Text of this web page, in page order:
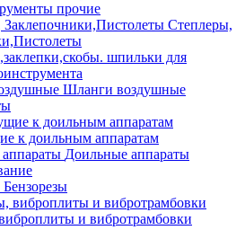
прочие
Степлеры,
шпильки для
Шланги воздушные
к доильным аппаратам
Доильные аппараты
Бензорезы
и вибротрамбовки